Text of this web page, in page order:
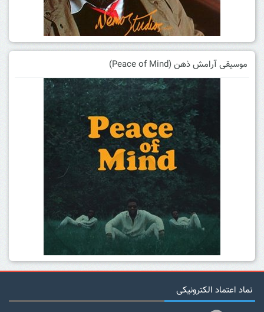
موسیقی آرامش ذهن (Peace of Mind)
نماد اعتماد الکترونیکی